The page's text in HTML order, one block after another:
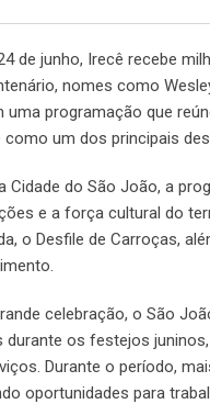
de junho, Irecê recebe
nomes como
uma programação que
um dos principais
Cidade do São João, a
e a força cultural do
o Desfile de Carroças,
celebração, o São
durante os festejos
Durante o período,
oportunidades para